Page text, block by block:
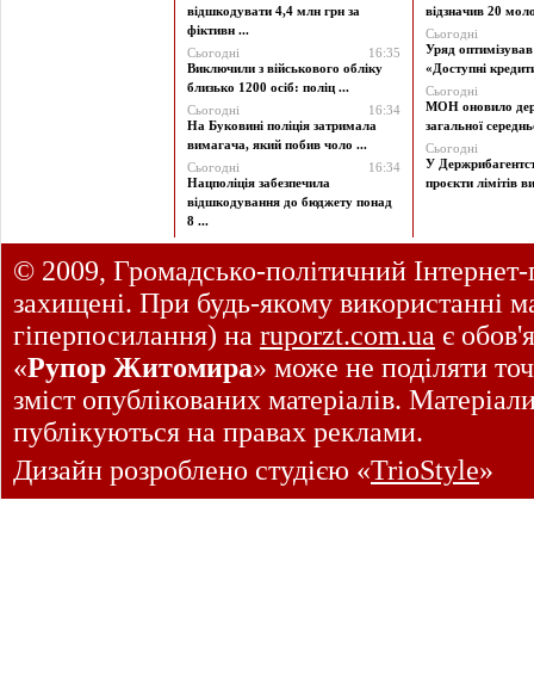
відшкодувати 4,4 млн грн за
фіктивн ...
Сьогодні
16:35
Виключили з військового обліку
близько 1200 осіб: поліц ...
Сьогодні
16:34
На Буковині поліція затримала
вимагача, який побив чоло ...
Сьогодні
16:34
Нацполіція забезпечила
відшкодування до бюджету понад
8 ...
відзначив 20
Сьогодні
Уряд
«Доступні
Сьогодні
МОН оновило
загальної
Сьогодні
У
проєкти лімітів
© 2009, Громадсько-політичний
захищені. При будь-якому використанні
гіперпосилання) на ruporzt.com.ua є
«Рупор Житомира» може не поділяти
зміст опублікованих матеріалів.
публікуються на правах реклами.
Дизайн розроблено студією «TrioStyle»